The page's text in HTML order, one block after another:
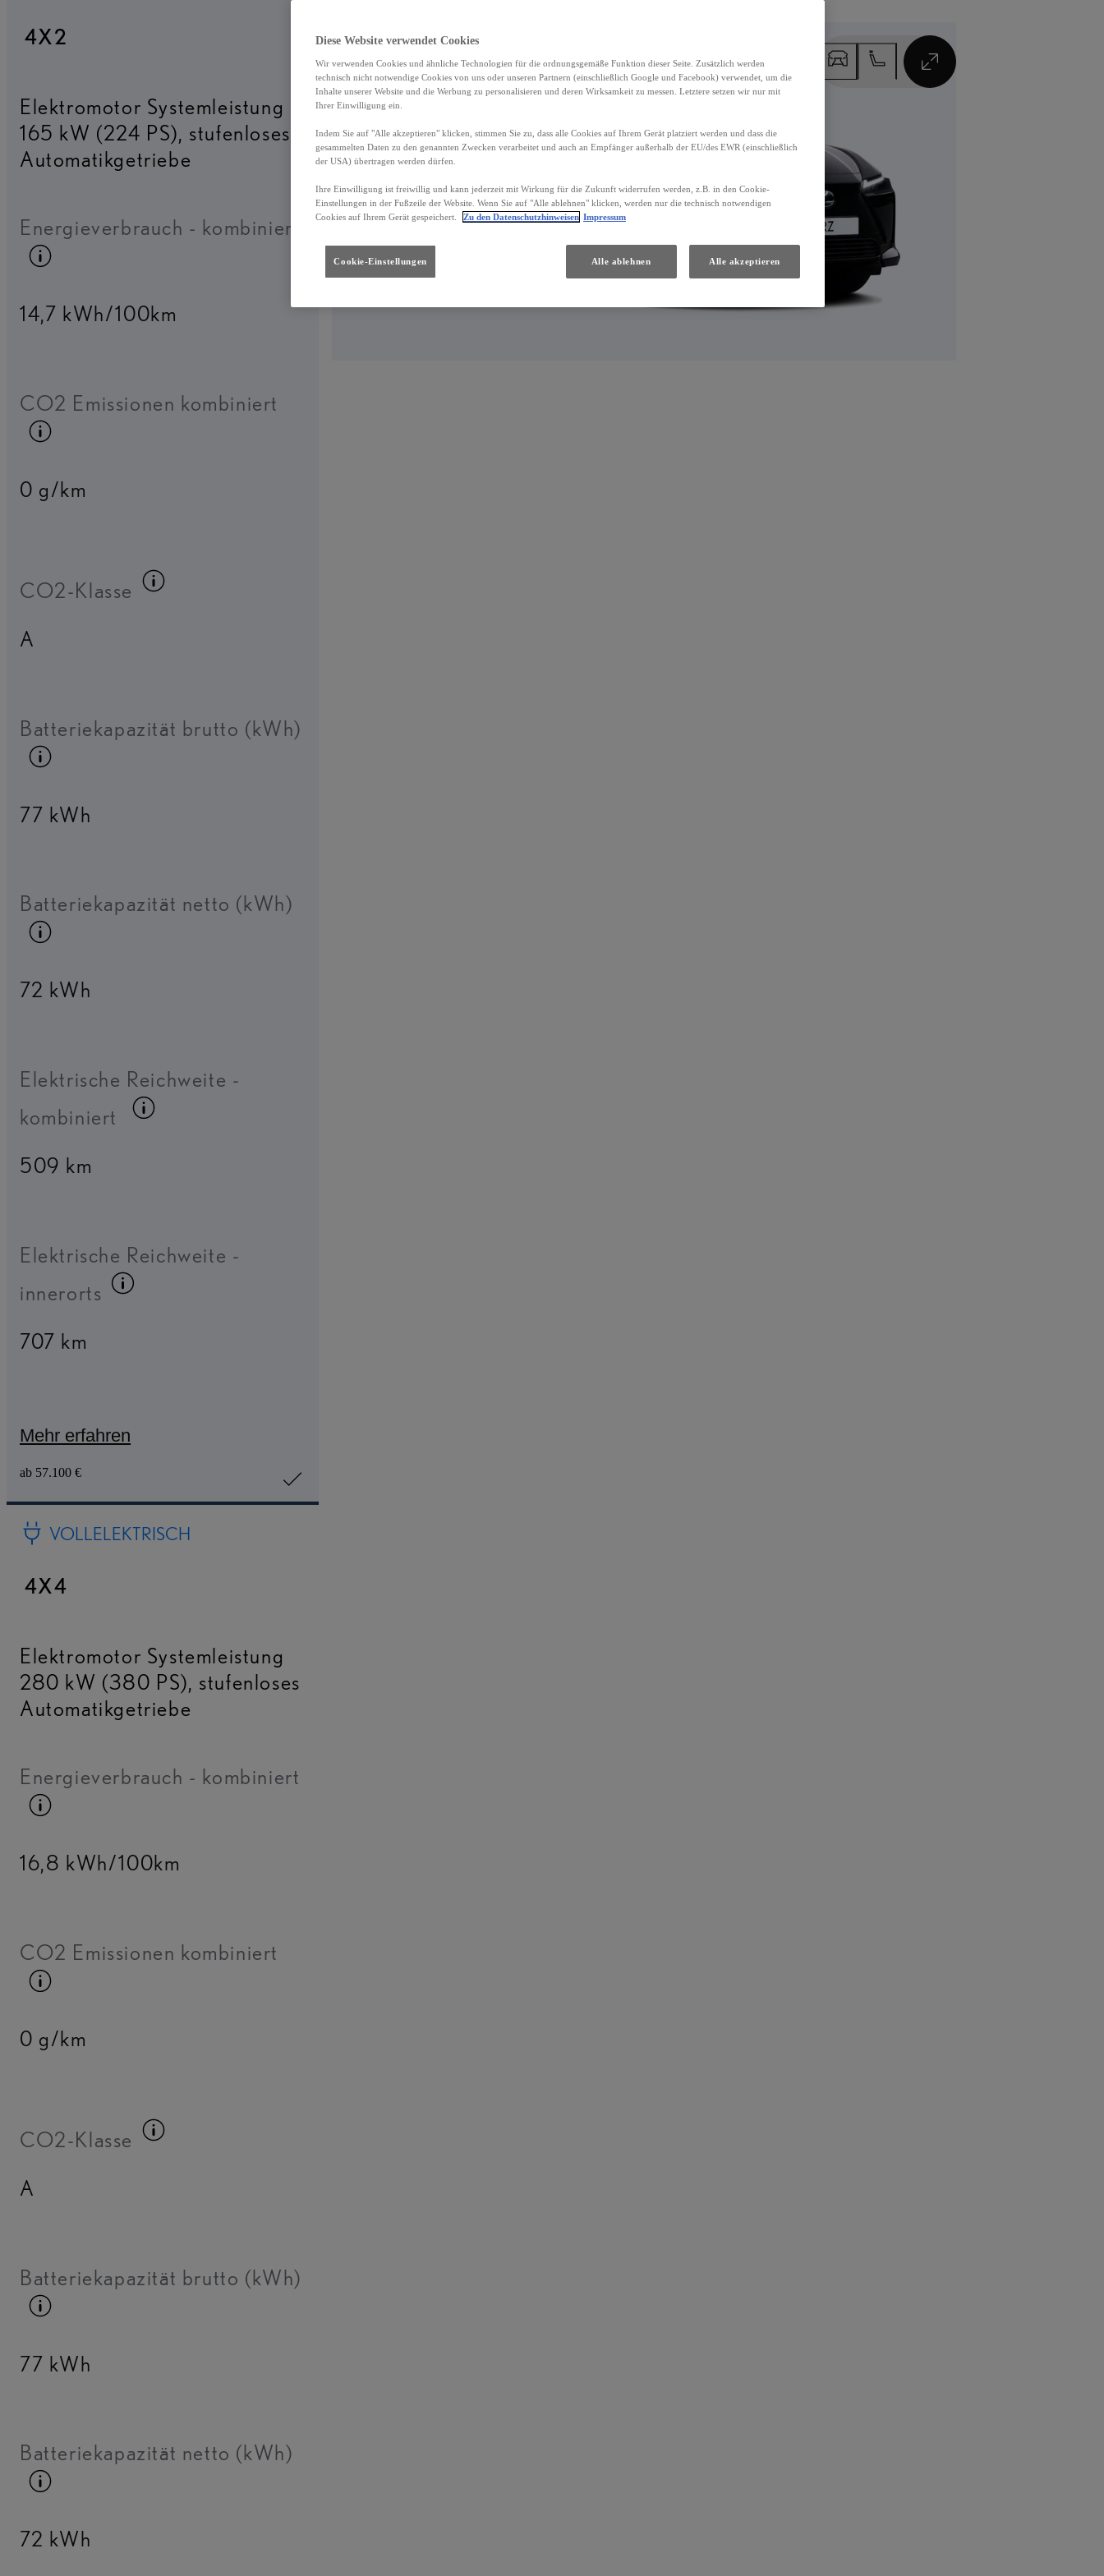
4X2
Elektromotor Systemleistung
165 kW (224 PS), stufenloses
Automatikgetriebe
Energieverbrauch - kombiniert
14,7 kWh/100km
CO2 Emissionen kombiniert
0 g/km
CO2-Klasse
A
Batteriekapazität brutto (kWh)
77 kWh
Batteriekapazität netto (kWh)
72 kWh
Elektrische Reichweite -
kombiniert
509 km
Elektrische Reichweite -
innerorts
707 km
Mehr erfahren
ab 57.100 €
VOLLELEKTRISCH
4X4
Elektromotor Systemleistung
280 kW (380 PS), stufenloses
Automatikgetriebe
Energieverbrauch - kombiniert
16,8 kWh/100km
CO2 Emissionen kombiniert
0 g/km
CO2-Klasse
A
Batteriekapazität brutto (kWh)
77 kWh
Batteriekapazität netto (kWh)
72 kWh
Diese Website verwendet Cookies
Wir verwenden Cookies und ähnliche Technologien für die ordnungsgemäße Funktion dieser Seite. Zusätzlich werden
technisch nicht notwendige Cookies von uns oder unseren Partnern (einschließlich Google und Facebook) verwendet, um die
Inhalte unserer Website und die Werbung zu personalisieren und deren Wirksamkeit zu messen. Letztere setzen wir nur mit
Ihrer Einwilligung ein.
Indem Sie auf "Alle akzeptieren" klicken, stimmen Sie zu, dass alle Cookies auf Ihrem Gerät platziert werden und dass die
gesammelten Daten zu den genannten Zwecken verarbeitet und auch an Empfänger außerhalb der EU/des EWR (einschließlich
der USA) übertragen werden dürfen.
Ihre Einwilligung ist freiwillig und kann jederzeit mit Wirkung für die Zukunft widerrufen werden, z.B. in den Cookie-
Einstellungen in der Fußzeile der Website. Wenn Sie auf "Alle ablehnen" klicken, werden nur die technisch notwendigen
Cookies auf Ihrem Gerät gespeichert.
Zu den Datenschutzhinweisen Impressum
Cookie-Einstellungen Alle ablehnen Alle akzeptieren